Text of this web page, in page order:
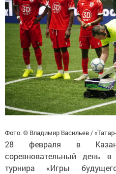
Фото: © Владимир Васильев /
28 февраля в
соревновательный день
турнира «Игры